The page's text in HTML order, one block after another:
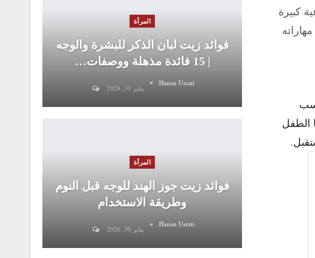
كبيرة
الطفل
المرأة
فوائد زيت لبان الذكر للبشرة والوجه
| 15 فائدة مذهلة ووصفات…
Hanan Usrati
يناير 31, 2026
المرأة
فوائد زيت جوز الهند للوجه قبل النوم
وطريقة الاستخدام
Hanan Usrati
يناير 30, 2026